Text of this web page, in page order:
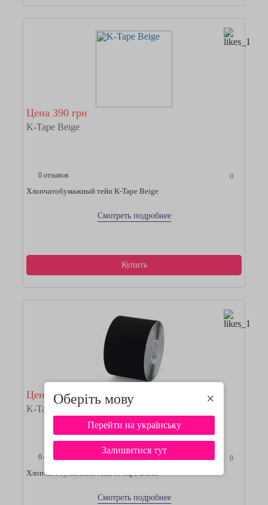
Оберіть мову ×
Перейти на українську
Залишитися тут
Цена 390 грн
K-Tape Beige
0 отзывов 0
Хлопчатобумажный тейп K-Tape Beige
Смотреть подробнее
Купить
Цена 390 грн
K-Tape Black
0 отзывов 0
Хлопчатобумажный тейп K-Tape Black
Смотреть подробнее